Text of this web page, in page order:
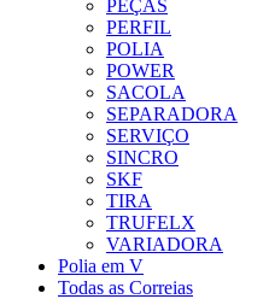
PEÇAS
PERFIL
POLIA
POWER
SACOLA
SEPARADORA
SERVIÇO
SINCRO
SKF
TIRA
TRUFELX
VARIADORA
Polia em V
Todas as Correias